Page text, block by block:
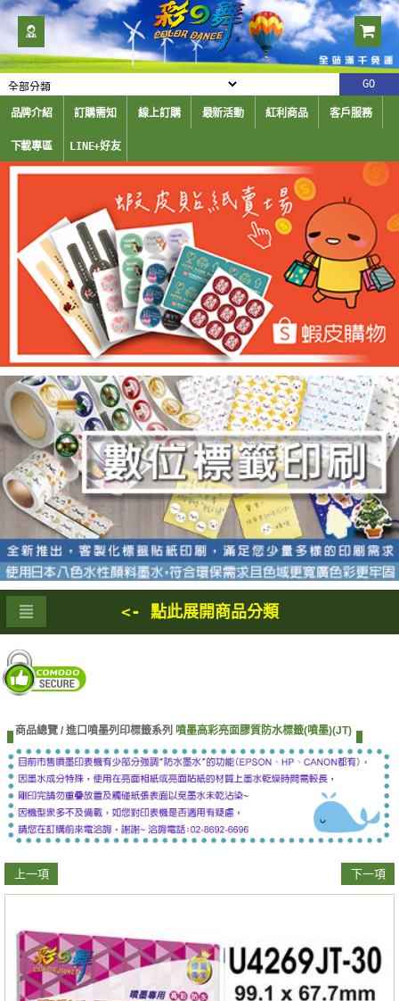
品牌介紹 訂購需知 線上訂購 最新活動 紅利商品 客戶服務
下載專區 LINE+好友
<- 點此展開商品分類
商品總覽 / 進口噴墨列印標籤系列 噴墨高彩亮面膠質防水標籤(噴墨)(JT)
上一項 下一項